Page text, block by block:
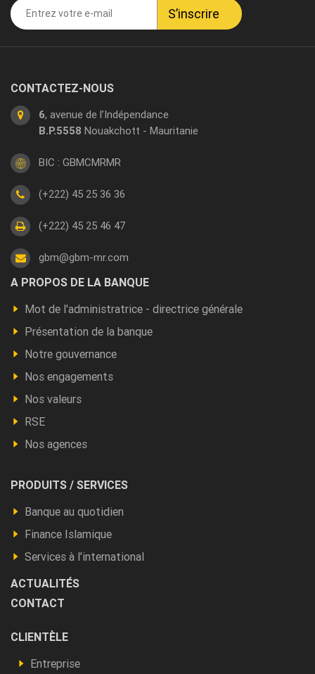
CONTACTEZ-NOUS
6, avenue de l’Indépendance
B.P.5558 Nouakchott - Mauritanie
BIC : GBMCMRMR
(+222) 45 25 36 36
(+222) 45 25 46 47
gbm@gbm-mr.com
Footer
a
propos
A PROPOS DE LA BANQUE
Mot de l'administratrice - directrice générale
Présentation de la banque
Notre gouvernance
Nos engagements
Nos valeurs
RSE
Nos agences
Footer
Produits
autres
PRODUITS / SERVICES
Banque au quotidien
Finance Islamique
Services à l’international
ACTUALITÉS
CONTACT
Footer
Vous
CLIENTÈLE
Entreprise